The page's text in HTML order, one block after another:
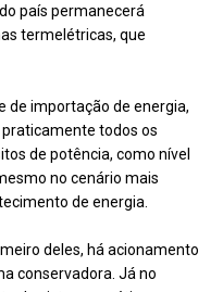
país permanecerá
termelétricas, que
de importação de energia,
todos os
de potência, como nível
no cenário mais
de energia.
deles, há acionamento
conservadora. Já no